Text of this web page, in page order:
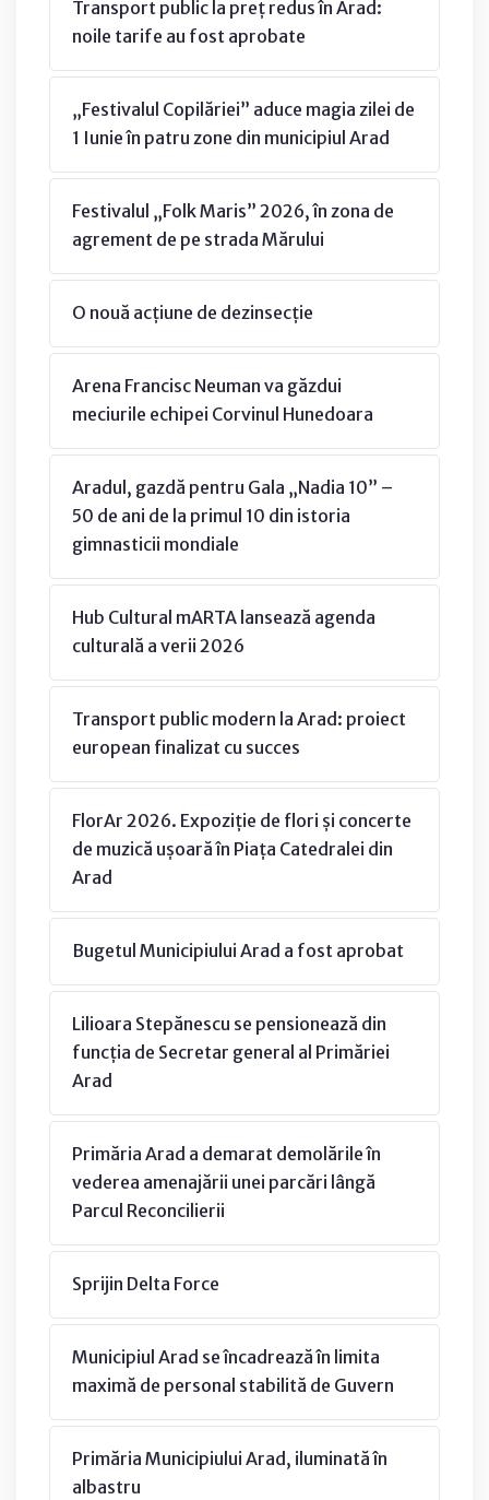
Transport public la preț redus în Arad:
noile tarife au fost aprobate
„Festivalul Copilăriei” aduce magia zilei de
1 Iunie în patru zone din municipiul Arad
Festivalul „Folk Maris” 2026, în zona de
agrement de pe strada Mărului
O nouă acțiune de dezinsecție
Arena Francisc Neuman va găzdui
meciurile echipei Corvinul Hunedoara
Aradul, gazdă pentru Gala „Nadia 10” –
50 de ani de la primul 10 din istoria
gimnasticii mondiale
Hub Cultural mARTA lansează agenda
culturală a verii 2026
Transport public modern la Arad: proiect
european finalizat cu succes
FlorAr 2026. Expoziție de flori și concerte
de muzică ușoară în Piața Catedralei din
Arad
Bugetul Municipiului Arad a fost aprobat
Lilioara Stepănescu se pensionează din
funcția de Secretar general al Primăriei
Arad
Primăria Arad a demarat demolările în
vederea amenajării unei parcări lângă
Parcul Reconcilierii
Sprijin Delta Force
Municipiul Arad se încadrează în limita
maximă de personal stabilită de Guvern
Primăria Municipiului Arad, iluminată în
albastru